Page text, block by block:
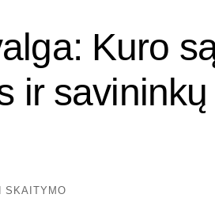
Kuro
ir savininkų
SKAITYMO